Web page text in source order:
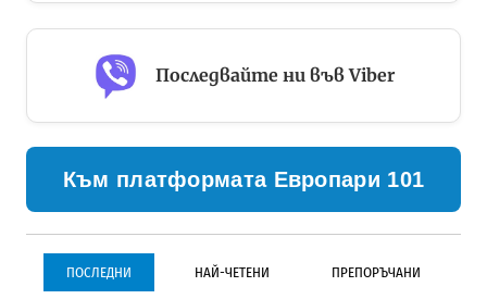
Последвайте ни във Viber
Към платформата Европари 101
ПОСЛЕДНИ НАЙ-ЧЕТЕНИ ПРЕПОРЪЧАНИ